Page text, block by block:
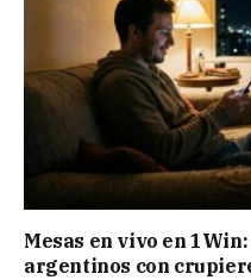
Mesas en vivo en
argentinos con